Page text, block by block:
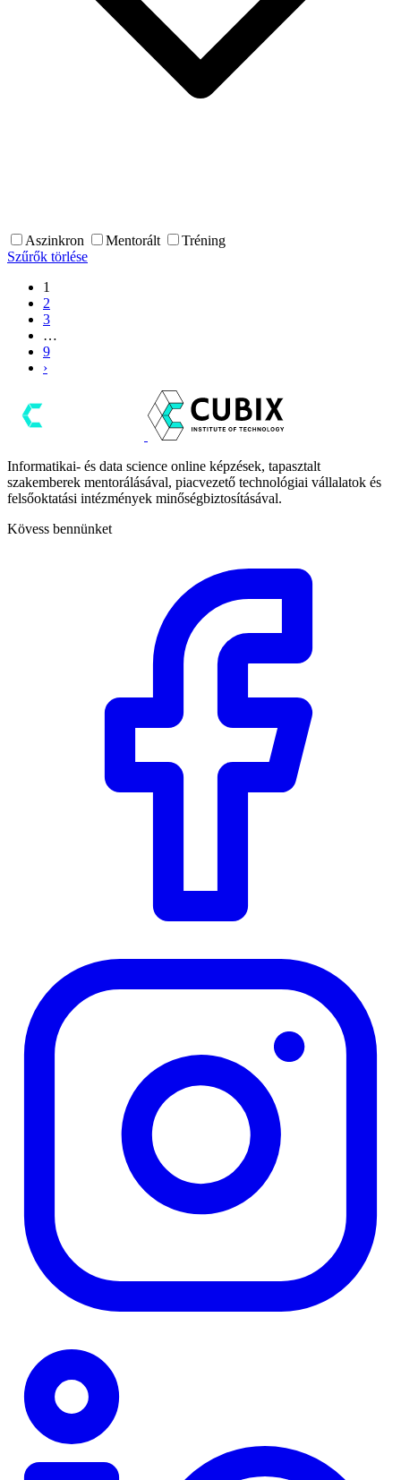
Aszinkron Mentorált
Tréning
Szűrők törlése
1
2
3
…
9
›
Informatikai- és data science online képzések, tapasztalt
szakemberek mentorálásával, piacvezető technológiai vállalatok és
felsőoktatási intézmények minőségbiztosításával.
Kövess bennünket